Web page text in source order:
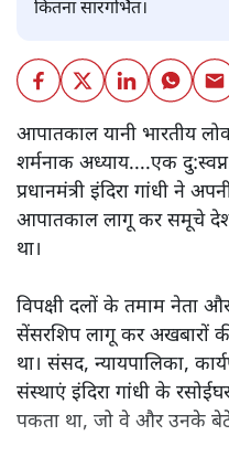
कितना सारगर्भित।
आपातकाल यानी भारतीय
शर्मनाक अध्याय....एक
प्रधानमंत्री इंदिरा गांधी ने
आपातकाल लागू कर समूचे
था।
विपक्षी दलों के तमाम नेता
सेंसरशिप लागू कर अखबारों
था। संसद, न्यायपालिका,
संस्थाएं इंदिरा गांधी के
पकता था, जो वे और उनके